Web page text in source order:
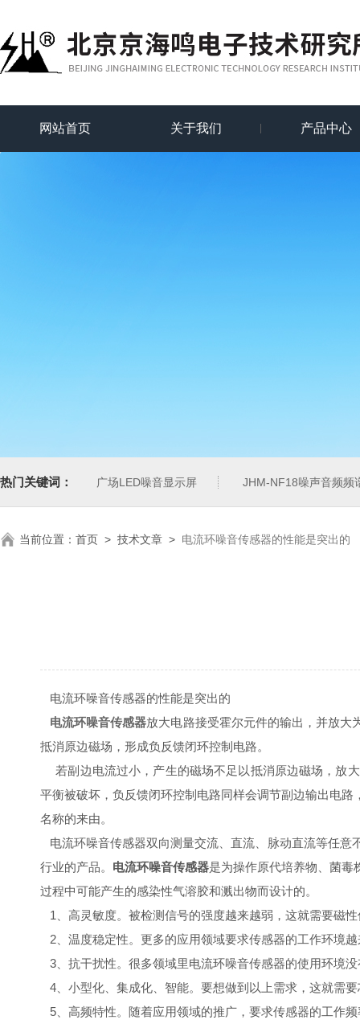
网站首页 关于我们 产品中心
热门关键词： 广场LED噪音显示屏 JHM-NF18噪声音频频
当前位置： 首页 > 技术文章 > 电流环噪音传感器的性能是突出的
电流环噪音传感器的性能是突出的
电流环噪音传感器放大电路接受霍尔元件的输出，并放大
抵消原边磁场，形成负反馈闭环控制电路。
若副边电流过小，产生的磁场不足以抵消原边磁场，放
平衡被破坏，负反馈闭环控制电路同样会调节副边输出电
名称的来由。
电流环噪音传感器双向测量交流、直流、脉动直流等任意
行业的产品。 电流环噪音传感器是为操作原代培养物、菌毒
过程中可能产生的感染性气溶胶和溅出物而设计的。
1、高灵敏度。被检测信号的强度越来越弱，这就需要磁
2、温度稳定性。更多的应用领域要求传感器的工作环境
3、抗干扰性。很多领域里电流环噪音传感器的使用环境
4、小型化、集成化、智能。要想做到以上需求，这就需
5、高频特性。随着应用领域的推广，要求传感器的工作